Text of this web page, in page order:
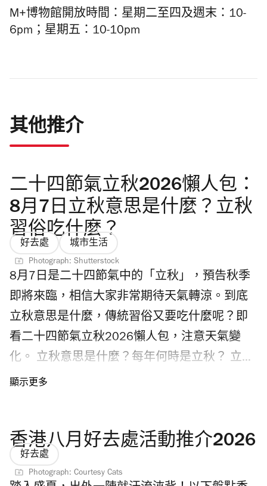
M+博物館開放時間 ：星期二至四及週末：10-
6pm；星期五：10-10pm
其他推介
二十四節氣立秋2026懶人包：
8月7日立秋意思是什麼？立秋
習俗吃什麼？
好去處 城市生活
Photograph: Shutterstock
8月7日是二十四節氣中的「立秋」，預告秋季
即將來臨，相信大家非常期待天氣轉涼。到底
立秋意思是什麼，傳統習俗又要吃什麼呢？即
看二十四節氣立秋2026懶人包，注意天氣變
化。 立秋意思是什麼？每年何時是立秋？ 立秋
是二十四節氣中第13個節氣，為每年8月7日或
涼？ 根據香港天文台，香港立秋天氣依然炎
熱，在過去30年立秋當中，有27日氣溫超過30
度，過去10立秋，有八日最高氣溫更高達33
香港八月好去處活動推介2026
好去處
Photograph: Courtesy Cats